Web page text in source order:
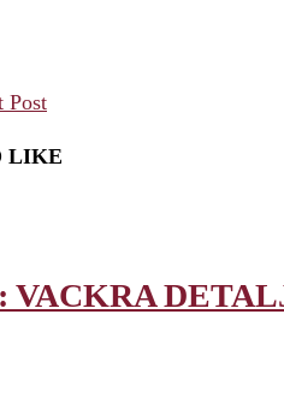
Post
LIKE
VACKRA